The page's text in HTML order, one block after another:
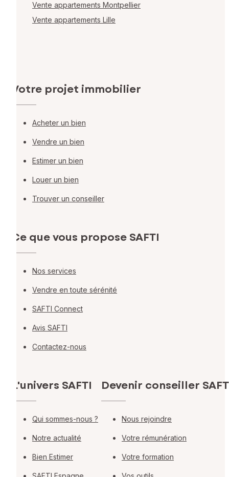
Vente appartements Montpellier
Vente appartements Lille
Votre projet immobilier
Acheter un bien
Vendre un bien
Estimer un bien
Louer un bien
Trouver un conseiller
Ce que vous propose SAFTI
Nos services
Vendre en toute sérénité
SAFTI Connect
Avis SAFTI
Contactez-nous
L'univers SAFTI
Qui sommes-nous ?
Notre actualité
Bien Estimer
Devenir conseiller
Nous rejoindre
Votre rémunération
Votre formation